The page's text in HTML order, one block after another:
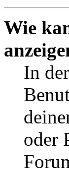
Wie
In
oder